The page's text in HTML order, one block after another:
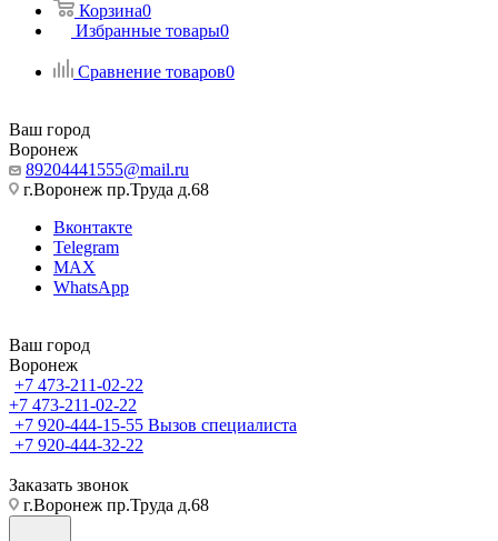
Корзина0
Избранные товары0
Сравнение товаров0
Ваш город
Воронеж
89204441555@mail.ru
г.Воронеж пр.Труда д.68
Вконтакте
Telegram
MAX
WhatsApp
Ваш город
Воронеж
+7 473-211-02-22
+7 473-211-02-22
+7 920-444-15-55 Вызов специалиста
+7 920-444-32-22
Заказать звонок
г.Воронеж пр.Труда д.68